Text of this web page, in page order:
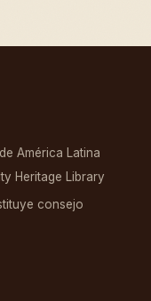
América Latina
Heritage Library
consejo